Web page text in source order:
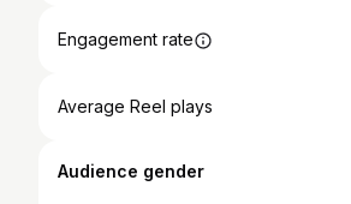
Engagement rate
Average Reel plays
Audience gender